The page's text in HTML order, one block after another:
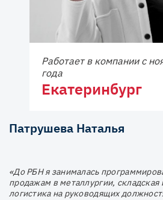
Работает в компании с
года
Екатеринбург
Патрушева Наталья
«До РБН я занималась
продажам в металлургии, складская
логистика на руководящих